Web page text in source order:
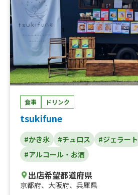
食事 ドリンク
tsukifune
#かき氷 #チュロス
#ジェラート
#アルコール・お酒
出店希望都道府県
京都府、 大阪府、 兵庫県